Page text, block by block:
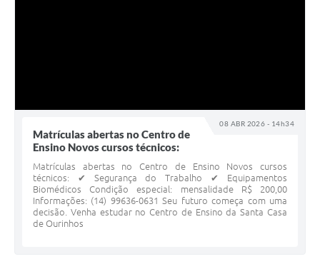
08 ABR 2026 - 14h34
Matrículas abertas no Centro de
Ensino Novos cursos técnicos:
Matrículas abertas no Centro de Ensino Novos cursos
técnicos: ✔ Segurança do Trabalho ✔ Equipamentos
Biomédicos Condição especial: mensalidade R$ 200,00
Informações: (14) 99636-0631 Seu futuro começa com uma
decisão. Venha estudar no Centro de Ensino da Santa Casa
de Ourinhos